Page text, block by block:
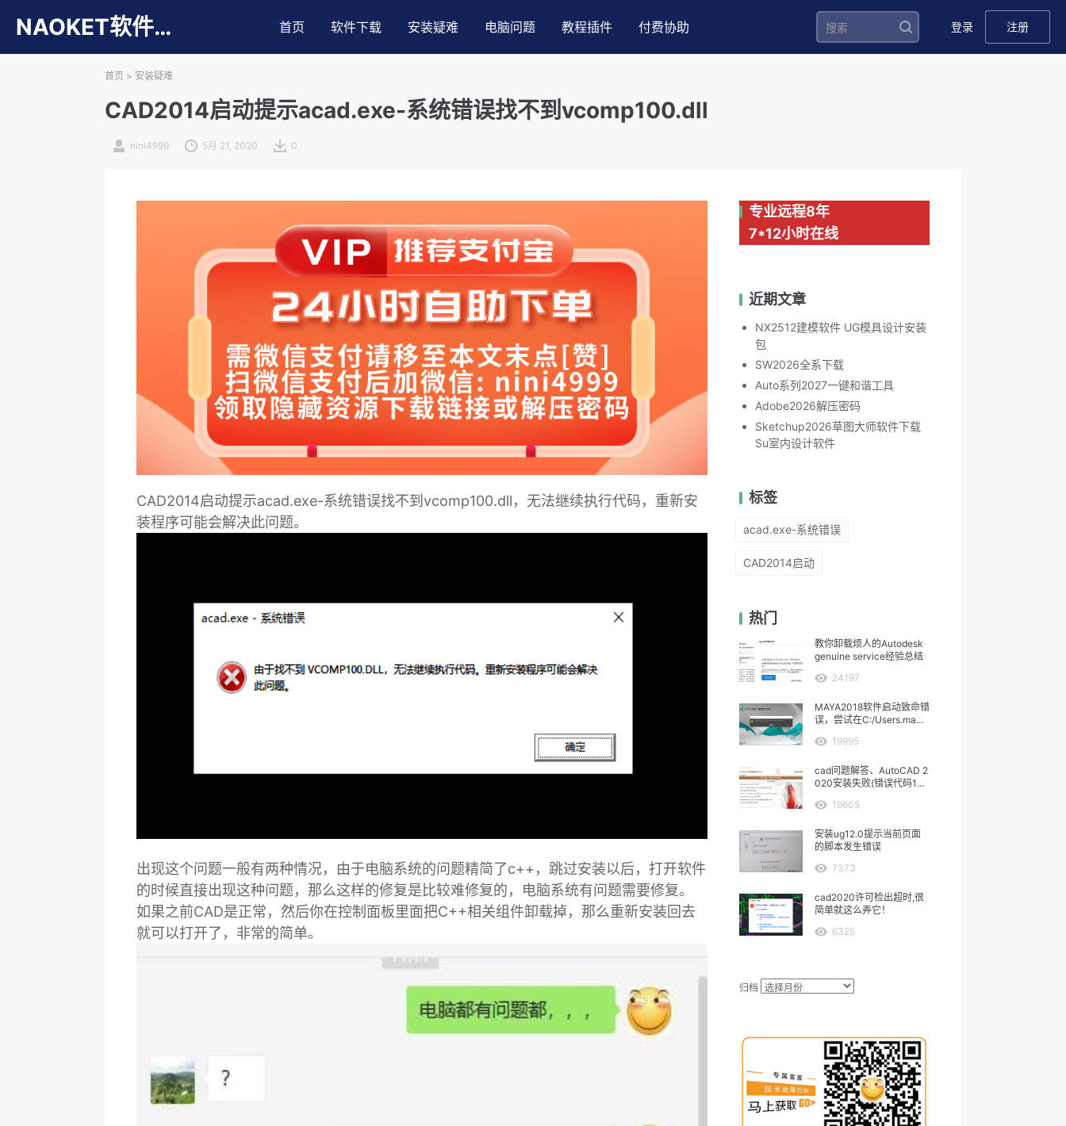
NAOKET软件库 首页 软件下载 安装疑难 电脑问题 教程插件 付费协助 登录 注册
首页 > 安装疑难
CAD2014启动提示acad.exe-系统错误找不到vcomp100.dll
nini4999 5月 21, 2020 0
CAD2014启动提示acad.exe-系统错误找不到vcomp100.dll，无法继续执行代码，重新安
装程序可能会解决此问题。
出现这个问题一般有两种情况，由于电脑系统的问题精简了c++，跳过安装以后，打开软件
的时候直接出现这种问题，那么这样的修复是比较难修复的，电脑系统有问题需要修复。
如果之前CAD是正常，然后你在控制面板里面把C++相关组件卸载掉，那么重新安装回去
就可以打开了，非常的简单。
专业远程8年
7*12小时在线
近期文章
NX2512建模软件 UG模具设计安装
包
SW2026全系下载
Auto系列2027一键和谐工具
Adobe2026解压密码
Sketchup2026草图大师软件下载
Su室内设计软件
标签
acad.exe-系统错误
CAD2014启动
热门
教你卸载烦人的Autodesk
genuine service经验总结
24197
MAYA2018软件启动致命错
误，尝试在C:/Users.ma中
19995
cad问题解答、AutoCAD 2
020安装失败(错误代码160
19605
安装ug12.0提示当前页面
的脚本发生错误
7373
cad2020许可检出超时,很
简单就这么弄它！
6325
归档